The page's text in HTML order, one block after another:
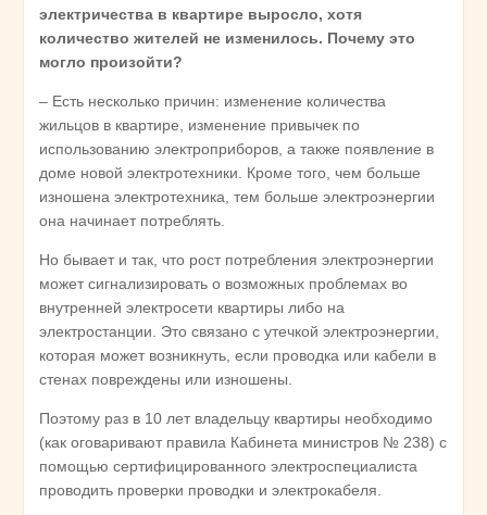
электричества в квартире выросло, хотя
количество жителей не изменилось. Почему это
могло произойти?
– Есть несколько причин: изменение количества
жильцов в квартире, изменение привычек по
использованию электроприборов, а также появление в
доме новой электротехники. Кроме того, чем больше
изношена электротехника, тем больше электроэнергии
она начинает потреблять.
Но бывает и так, что рост потребления электроэнергии
может сигнализировать о возможных проблемах во
внутренней электросети квартиры либо на
электростанции. Это связано с утечкой электроэнергии,
которая может возникнуть, если проводка или кабели в
стенах повреждены или изношены.
Поэтому раз в 10 лет владельцу квартиры необходимо
(как оговаривают правила Кабинета министров № 238) с
помощью сертифицированного электроспециалиста
проводить проверки проводки и электрокабеля.